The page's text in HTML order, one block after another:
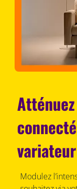
variateur
Modulez